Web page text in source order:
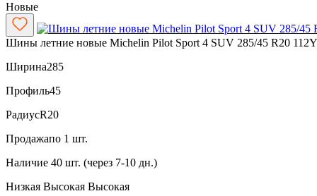
Новые
Шины летние новые Michelin Pilot Sport 4 SUV 285/45 R20 112Y
Ширина285
Профиль45
РадиусR20
Продажапо 1 шт.
Наличие 40 шт. (через 7-10 дн.)
Низкая Высокая Высокая